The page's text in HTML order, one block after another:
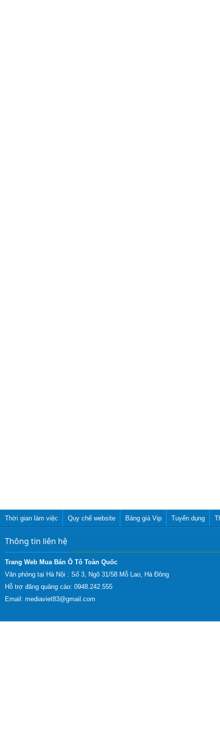
Thời gian làm việc Quy chế website Bảng giá Vip Tuyển dụng
Thông tin liên hệ
Trang Web Mua Bán Ô Tô Toàn Quốc
Văn phòng tại Hà Nội : Số 3, Ngõ 31/58 Mỗ Lao, Hà Đông
Hỗ trợ đăng quảng cáo: 0948.242.555
Email: mediaviet83@gmail.com